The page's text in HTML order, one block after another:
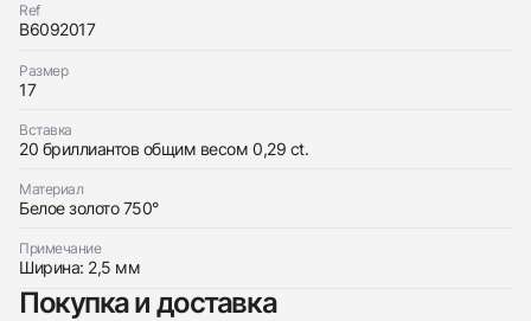
Ref
B6092017
Размер
17
Вставка
20 бриллиантов общим весом 0,29 ct.
Материал
Белое золото 750°
Примечание
Ширина: 2,5 мм
Покупка и доставка